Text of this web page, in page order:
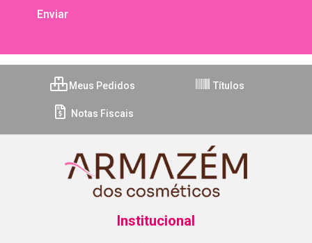
Meus Pedidos Títulos
Notas Fiscais
Institucional